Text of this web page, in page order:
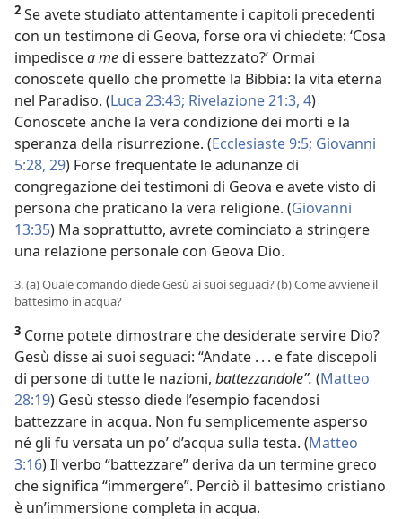
2 Se avete studiato attentamente i capitoli precedenti
con un testimone di Geova, forse ora vi chiedete: ‘Cosa
impediscea medi essere battezzato?’ Ormai
conoscete quello che promette la Bibbia: la vita eterna
nel Paradiso. (Luca 23:43; Rivelazione 21:3, 4)
Conoscete anche la vera condizione dei morti e la
speranza della risurrezione. (Ecclesiaste 9:5; Giovanni
5:28, 29) Forse frequentate le adunanze di
congregazione dei testimoni di Geova e avete visto di
persona che praticano la vera religione. (Giovanni
13:35) Ma soprattutto, avrete cominciato a stringere
una relazione personale con Geova Dio.
3. (a) Quale comando diede Gesù ai suoi seguaci? (b) Come avviene il
battesimo in acqua?
3 Come potete dimostrare che desiderate servire Dio?
Gesù disse ai suoi seguaci: “Andate . . . e fate discepoli
di persone di tutte le nazioni, battezzandole”. (Matteo
28:19) Gesù stesso diede l’esempio facendosi
battezzare in acqua. Non fu semplicemente asperso
né gli fu versata un po’ d’acqua sulla testa. (Matteo
3:16) Il verbo “battezzare” deriva da un termine greco
che significa “immergere”. Perciò il battesimo cristiano
è un’immersione completa in acqua.